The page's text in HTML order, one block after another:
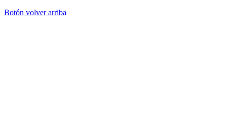
Botón volver arriba